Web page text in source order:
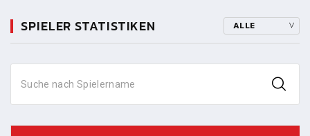
SPIELER STATISTIKEN ALLE
Suche nach Spielername